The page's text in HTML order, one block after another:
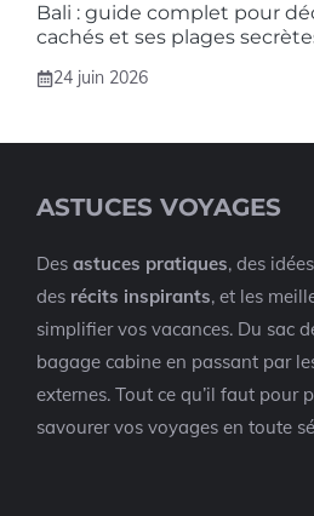
Bali : guide complet pour
cachés et ses plages
24 juin 2026
ASTUCES VOYAGES
Des astuces pratiques, des
des récits inspirants, et les
simplifier vos vacances. Du sac
bagage cabine en passant par
externes. Tout ce qu’il faut pour
savourer vos voyages en toute